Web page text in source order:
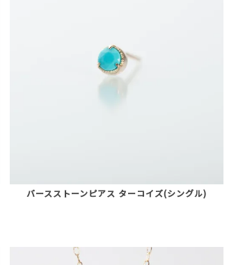
バースストーンピアス ターコイズ(シングル)